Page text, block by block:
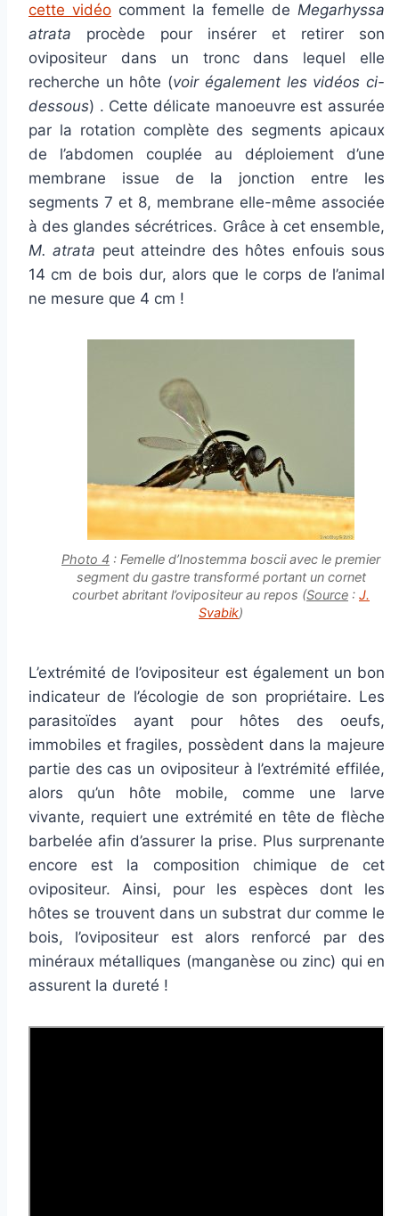
cette vidéo comment la femelle de Megarhyssa
atrata procède pour insérer et retirer son
ovipositeur dans un tronc dans lequel elle
recherche un hôte (voir également les vidéos ci-
dessous) . Cette délicate manoeuvre est assurée
par la rotation complète des segments apicaux
de l’abdomen couplée au déploiement d’une
membrane issue de la jonction entre les
segments 7 et 8, membrane elle-même associée
à des glandes sécrétrices. Grâce à cet ensemble,
M. atrata peut atteindre des hôtes enfouis sous
14 cm de bois dur, alors que le corps de l’animal
ne mesure que 4 cm !
Photo 4 : Femelle d’Inostemma boscii avec le premier
segment du gastre transformé portant un cornet
courbet abritant l’ovipositeur au repos (Source : J.
Svabik)
L’extrémité de l’ovipositeur est également un bon
indicateur de l’écologie de son propriétaire. Les
parasitoïdes ayant pour hôtes des oeufs,
immobiles et fragiles, possèdent dans la majeure
partie des cas un ovipositeur à l’extrémité effilée,
alors qu’un hôte mobile, comme une larve
vivante, requiert une extrémité en tête de flèche
barbelée afin d’assurer la prise. Plus surprenante
encore est la composition chimique de cet
ovipositeur. Ainsi, pour les espèces dont les
hôtes se trouvent dans un substrat dur comme le
bois, l’ovipositeur est alors renforcé par des
minéraux métalliques (manganèse ou zinc) qui en
assurent la dureté !